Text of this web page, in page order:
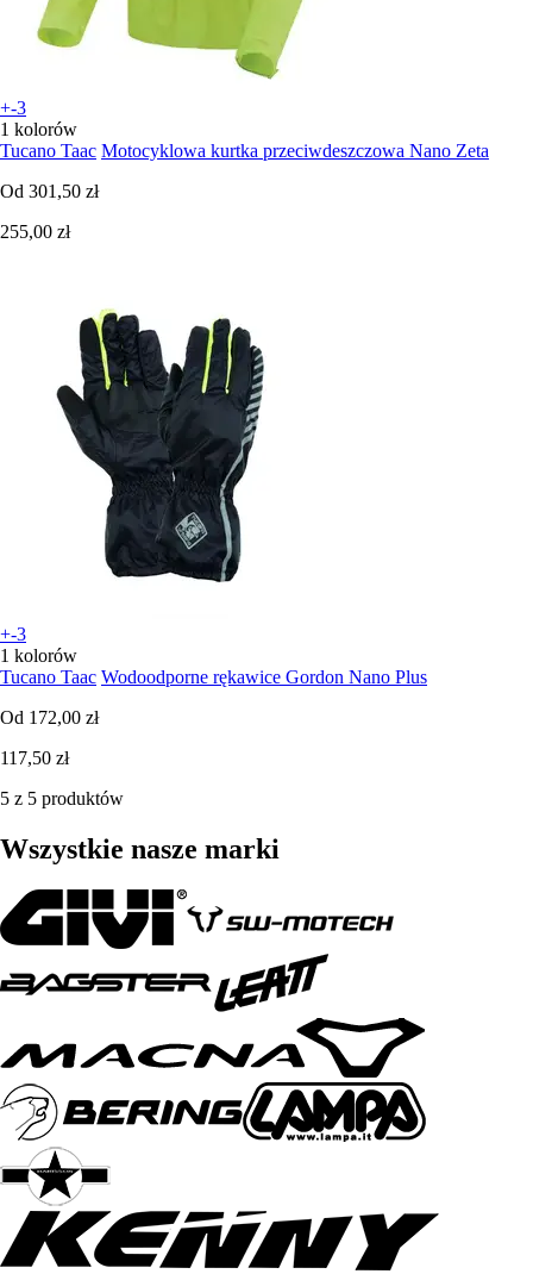
+-3
1 kolorów
Tucano Taac Motocyklowa kurtka przeciwdeszczowa Nano Zeta
Od 301,50 zł
255,00 zł
+-3
1 kolorów
Tucano Taac Wodoodporne rękawice Gordon Nano Plus
Od 172,00 zł
117,50 zł
5 z 5 produktów
Wszystkie nasze marki